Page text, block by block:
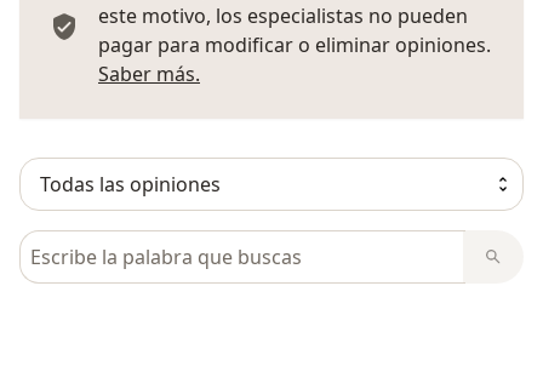
este motivo, los especialistas no pueden
pagar para modificar o eliminar opiniones.
Saber más.
Busca en opiniones